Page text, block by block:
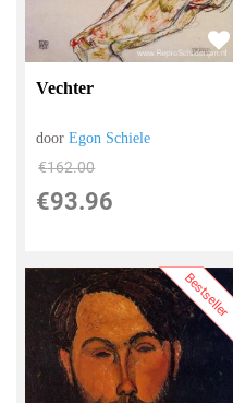
Vechter
doorEgon Schiele
€162.00
€93.96
Bestseller